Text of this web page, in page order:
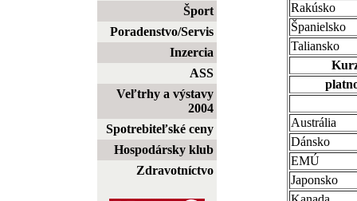
Šport
Poradenstvo/Servis
Inzercia
ASS
Veľtrhy a výstavy
2004
Spotrebiteľské ceny
Hospodársky klub
Zdravotníctvo
Rakúsko
Španielsko
Taliansko
Austrália
Dánsko
EMÚ
Japonsko